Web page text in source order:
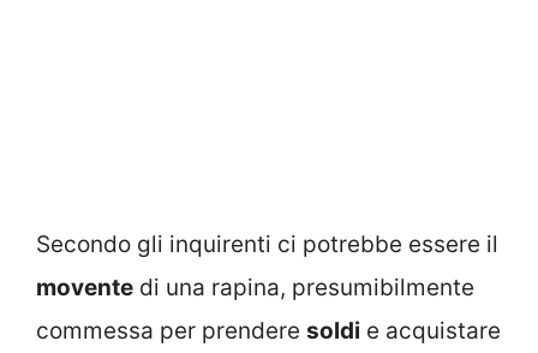
Secondo gli inquirenti ci potrebbe essere il
movente di una rapina, presumibilmente
commessa per prendere soldi e acquistare